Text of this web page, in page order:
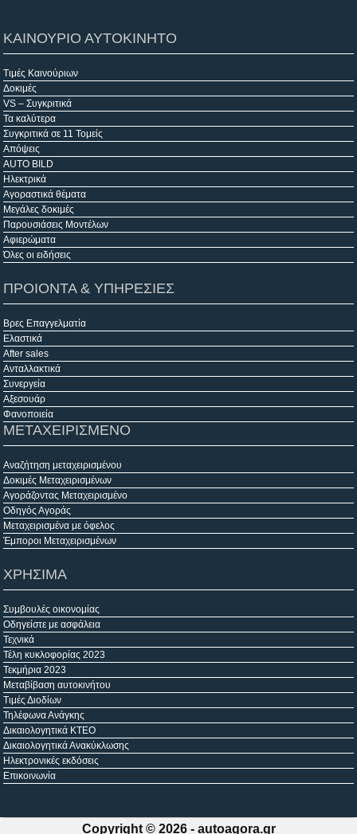
ΚΑΙΝΟΥΡΙΟ ΑΥΤΟΚΙΝΗΤΟ
Τιμές Καινούριων
Δοκιμές
VS – Συγκριτικά
Τα καλύτερα
Συγκριτικά σε 11 Τομείς
Απόψεις
AUTO BILD
Ηλεκτρικά
Αγοραστικά θέματα
Μεγάλες δοκιμές
Παρουσιάσεις Μοντέλων
Αφιερώματα
Όλες οι ειδήσεις
ΠΡΟΙΟΝΤΑ & ΥΠΗΡΕΣΙΕΣ
Βρες Επαγγελματία
Ελαστικά
After sales
Ανταλλακτικά
Συνεργεία
Αξεσουάρ
Φανοποιεία
ΜΕΤΑΧΕΙΡΙΣΜΕΝΟ
Αναζήτηση μεταχειρισμένου
Δοκιμές Μεταχειρισμένων
Αγοράζοντας Μεταχειρισμένο
Οδηγός Αγοράς
Μεταχειρισμένα με όφελος
Έμποροι Μεταχειρισμένων
ΧΡΗΣΙΜΑ
Συμβουλές οικονομίας
Οδηγείστε με ασφάλεια
Τεχνικά
Τέλη κυκλοφορίας 2023
Τεκμήρια 2023
Μεταβίβαση αυτοκινήτου
Τιμές Διοδίων
Τηλέφωνα Ανάγκης
Δικαιολογητικά ΚΤΕΟ
Δικαιολογητικά Ανακύκλωσης
Ηλεκτρονικές εκδόσεις
Επικοινωνία
Copyright © 2026 - autoagora.gr